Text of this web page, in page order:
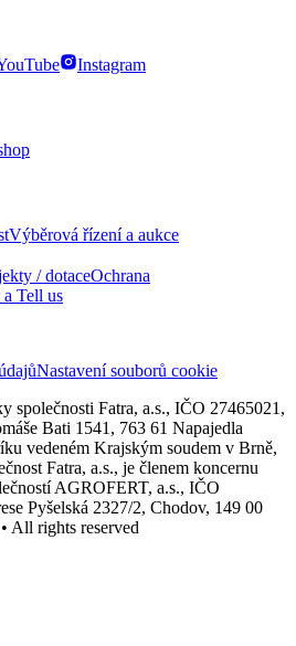
Instagram
Výběrová řízení a aukce
/ dotaceOchrana
Tell us
Nastavení souborů cookie
společnosti Fatra, a.s., IČO 27465021,
Bati 1541, 763 61 Napajedla
vedeném Krajským soudem v Brně,
Fatra, a.s., je členem koncernu
AGROFERT, a.s., IČO
Pyšelská 2327/2, Chodov, 149 00
All rights reserved